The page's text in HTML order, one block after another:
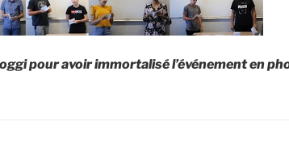
pour avoir immortalisé l’événement en